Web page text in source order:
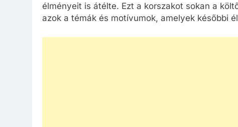
élményeit is átélte. Ezt a korszakot sokan a
azok a témák és motívumok, amelyek későbbi